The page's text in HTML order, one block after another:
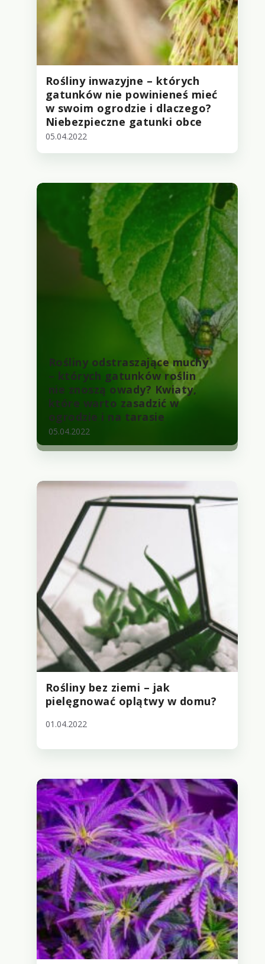
Rośliny inwazyjne – których
gatunków nie powinieneś mieć
w swoim ogrodzie i dlaczego?
Niebezpieczne gatunki obce
05.04.2022
Rośliny odstraszające muchy
– których gatunków roślin
nie znoszą owady? Kwiaty,
które warto zasadzić w
ogrodzie i na tarasie
05.04.2022
Rośliny bez ziemi – jak
pielęgnować oplątwy w domu?
01.04.2022